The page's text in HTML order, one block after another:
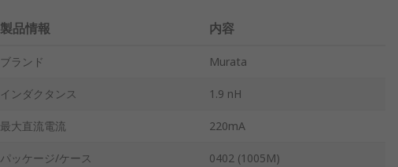
製品情報 内容
ブランド Murata
インダクタンス 1.9 nH
最大直流電流 220mA
パッケージ/ケース 0402 (1005M)